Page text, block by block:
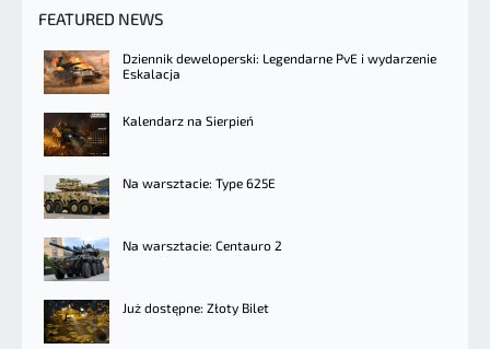
FEATURED NEWS
Dziennik deweloperski: Legendarne PvE i wydarzenie
Eskalacja
Kalendarz na Sierpień
Na warsztacie: Type 625E
Na warsztacie: Centauro 2
Już dostępne: Złoty Bilet